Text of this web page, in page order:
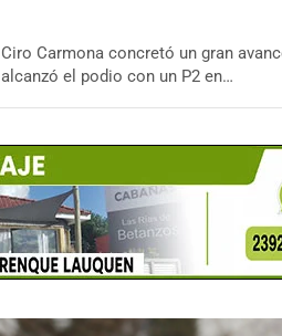
Ciro Carmona concretó un gran
alcanzó el podio con un P2 en…